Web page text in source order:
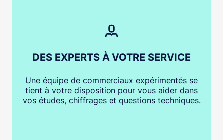
DES EXPERTS À VOTRE SERVICE
Une équipe de commerciaux expérimentés se
tient à votre disposition pour vous aider dans
vos études, chiffrages et questions techniques.